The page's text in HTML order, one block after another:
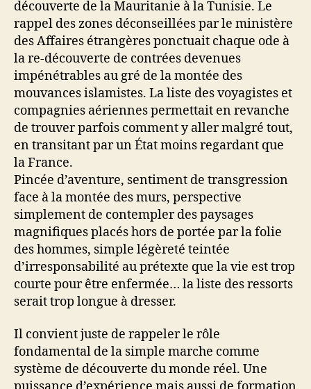
découverte de la Mauritanie à la Tunisie. Le
rappel des zones déconseillées par le ministère
des Affaires étrangères ponctuait chaque ode à
la re-découverte de contrées devenues
impénétrables au gré de la montée des
mouvances islamistes. La liste des voyagistes et
compagnies aériennes permettait en revanche
de trouver parfois comment y aller malgré tout,
en transitant par un État moins regardant que
la France.
Pincée d’aventure, sentiment de transgression
face à la montée des murs, perspective
simplement de contempler des paysages
magnifiques placés hors de portée par la folie
des hommes, simple légèreté teintée
d’irresponsabilité au prétexte que la vie est trop
courte pour être enfermée… la liste des ressorts
serait trop longue à dresser.
Il convient juste de rappeler le rôle
fondamental de la simple marche comme
système de découverte du monde réel. Une